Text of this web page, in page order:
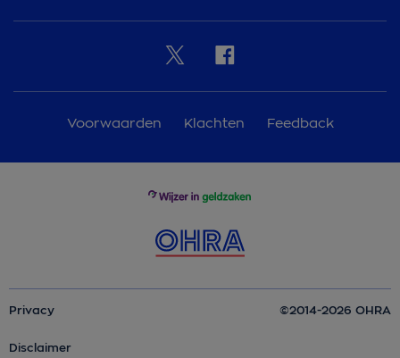
Voorwaarden Klachten Feedback
Privacy
Disclaimer
©2014-2026 OHRA